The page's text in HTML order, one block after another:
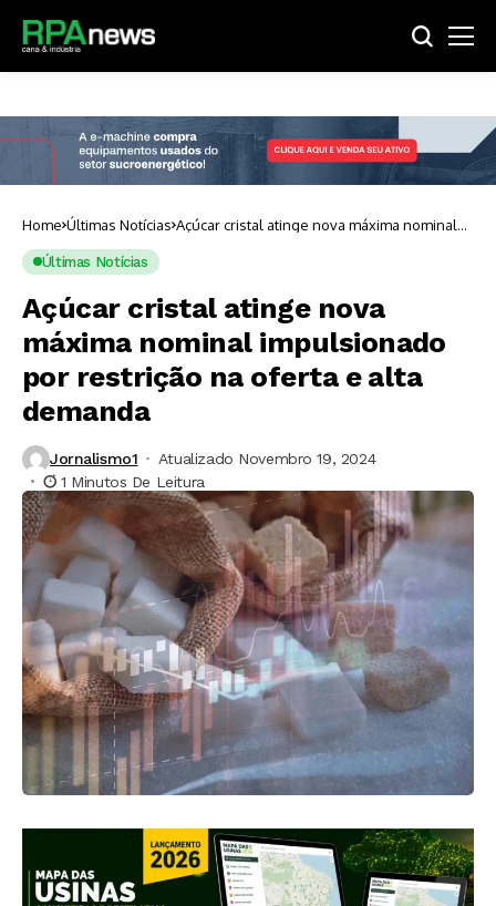
Home Últimas Notícias Açúcar cristal atinge nova máxima nominal
impulsionado por restrição na oferta e alta
Últimas Notícias
Açúcar cristal atinge nova
máxima nominal impulsionado
por restrição na oferta e alta
demanda
Jornalismo1
Atualizado Novembro 19, 2024
1 Minutos De Leitura